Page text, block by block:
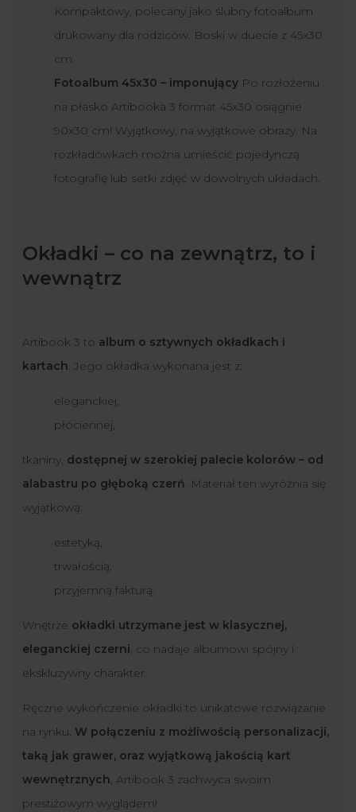
Kompaktowy, polecany jako ślubny fotoalbum
drukowany dla rodziców. Boski w duecie z 45x30
cm.
Fotoalbum 45x30 – imponujący Po rozłożeniu
na płasko Artibooka 3 format 45x30 osiągnie
90x30 cm! Wyjątkowy, na wyjątkowe obrazy. Na
rozkładówkach można umieścić pojedynczą
fotografię lub setki zdjęć w dowolnych układach.
Okładki – co na zewnątrz, to i
wewnątrz
Artibook 3 to album o sztywnych okładkach i
kartach. Jego okładka wykonana jest z:
eleganckiej,
płóciennej,
tkaniny, dostępnej w szerokiej palecie kolorów – od
alabastru po głęboką czerń. Materiał ten wyróżnia się
wyjątkową:
estetyką,
trwałością,
przyjemną fakturą.
Wnętrze okładki utrzymane jest w klasycznej,
eleganckiej czerni, co nadaje albumowi spójny i
ekskluzywny charakter.
Ręczne wykończenie okładki to unikatowe rozwiązanie
na rynku. W połączeniu z możliwością personalizacji,
taką jak grawer, oraz wyjątkową jakością kart
wewnętrznych, Artibook 3 zachwyca swoim
prestiżowym wyglądem!